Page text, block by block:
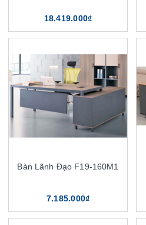
18.419.000₫
Bàn Lãnh Đạo F19-160M1
7.185.000₫